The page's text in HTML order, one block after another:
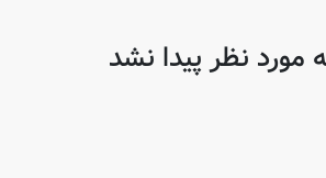
نظر پیدا نشد